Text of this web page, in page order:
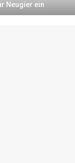
Neugier ein